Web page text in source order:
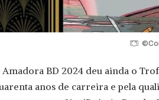
Amadora BD 2024 deu ainda o
anos de carreira e pela